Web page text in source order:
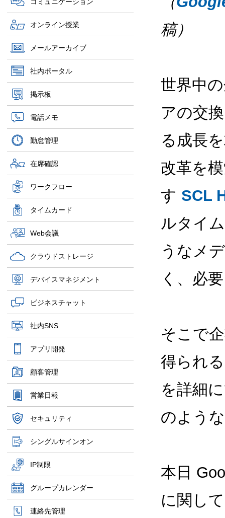
オンライン授業
メールアーカイブ
社内ポータル
掲示板
電話メモ
勤怠管理
在席確認
ワークフロー
タイムカード
Web会議
クラウドストレージ
デバイスマネジメント
ビジネスチャット
社内SNS
アプリ開発
顧客管理
営業日報
セキュリティ
シングルサインオン
IP制限
グループカレンダー
連絡先管理
稿）
世界中
アの交
る成長
改革を
す SCL
ルタイ
うなメ
く、必
そこで
得られ
を詳細
のよう
本日
に関し